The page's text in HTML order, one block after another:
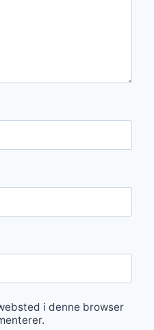
i denne browser